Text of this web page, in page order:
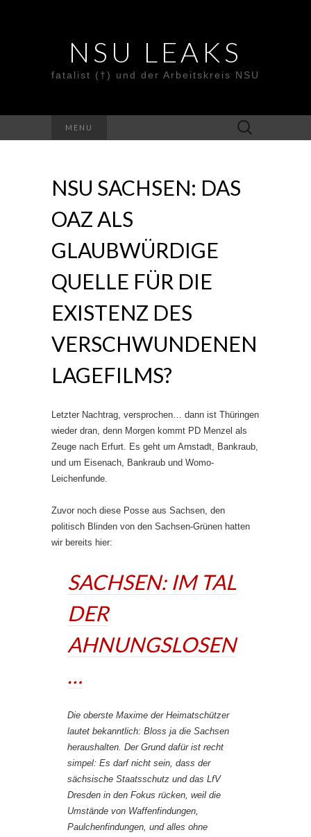
NSU LEAKS
fatalist (†) und der Arbeitskreis NSU
MENU
Suche
nach:
NSU SACHSEN: DAS
OAZ ALS
GLAUBWÜRDIGE
QUELLE FÜR DIE
EXISTENZ DES
VERSCHWUNDENEN
LAGEFILMS?
Letzter Nachtrag, versprochen… dann ist Thüringen
wieder dran, denn Morgen kommt PD Menzel als
Zeuge nach Erfurt. Es geht um Arnstadt, Bankraub,
und um Eisenach, Bankraub und Womo-
Leichenfunde.
Zuvor noch diese Posse aus Sachsen, den
politisch Blinden von den Sachsen-Grünen hatten
wir bereits hier:
SACHSEN: IM TAL
DER
AHNUNGSLOSEN
…
Die oberste Maxime der Heimatschützer
lautet bekanntlich: Bloss ja die Sachsen
heraushalten. Der Grund dafür ist recht
simpel: Es darf nicht sein, dass der
sächsische Staatsschutz und das LfV
Dresden in den Fokus rücken, weil die
Umstände von Waffenfindungen,
Paulchenfindungen, und alles ohne